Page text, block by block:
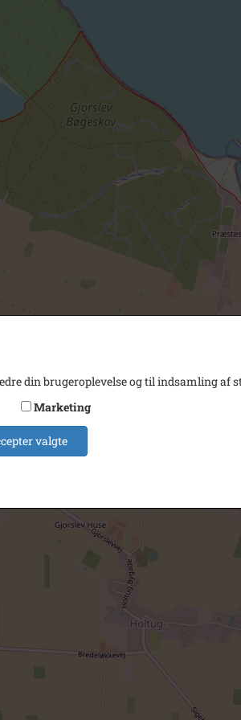
din brugeroplevelse og til indsamling af
Marketing
valgte